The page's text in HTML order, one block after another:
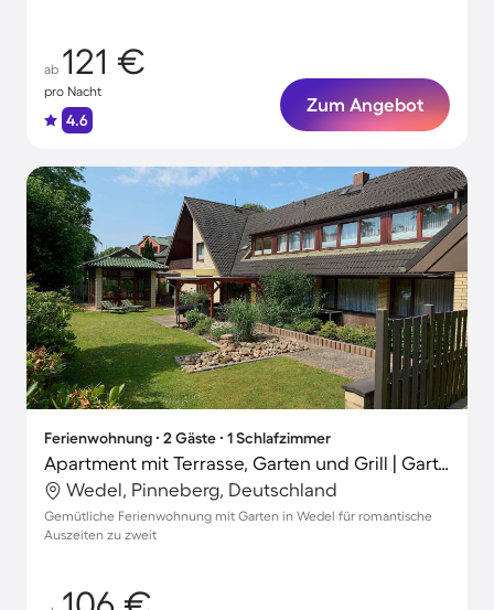
ab 121 €
pro Nacht
4.6
Zum Angebot
Ferienwohnung ∙ 2 Gäste ∙ 1 Schlafzimmer
Apartment mit Terrasse, Garten und Grill | Gartenblick
Wedel, Pinneberg, Deutschland
Gemütliche Ferienwohnung mit Garten in Wedel für romantische
Auszeiten zu zweit